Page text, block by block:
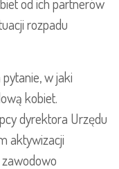
rozpadu
w jaki
kobiet.
dyrektora Urzędu
aktywizacji